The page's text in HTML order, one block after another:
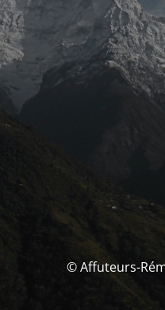
© Affuteurs-